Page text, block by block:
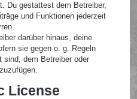
Du gestattest dem Betreiber,
und Funktionen jederzeit
darüber hinaus, deine
sie gegen o. g. Regeln
sind, dem Betreiber oder
License